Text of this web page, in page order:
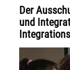
Der
und